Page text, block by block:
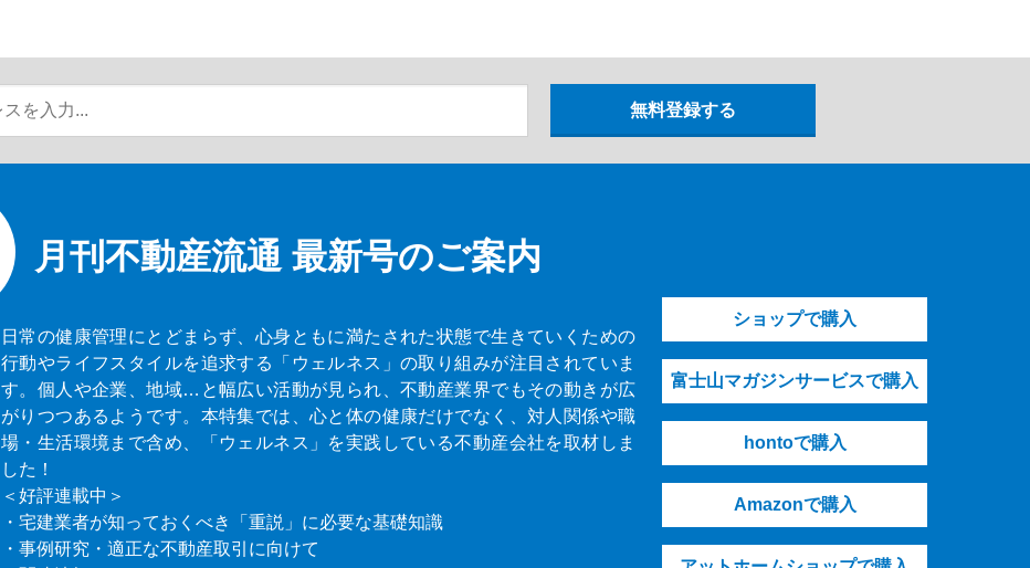
月刊不動産流通 最新号のご案内
日常の健康管理にとどまらず、心身ともに満たされた状態で生きていくための
行動やライフスタイルを追求する「ウェルネス」の取り組みが注目されていま
す。個人や企業、地域…と幅広い活動が見られ、不動産業界でもその動きが広
がりつつあるようです。本特集では、心と体の健康だけでなく、対人関係や職
場・生活環境まで含め、「ウェルネス」を実践している不動産会社を取材しま
した！
＜好評連載中＞
・宅建業者が知っておくべき「重説」に必要な基礎知識
・事例研究・適正な不動産取引に向けて
ショップで購入
富士山マガジンサービスで購入
hontoで購入
Amazonで購入